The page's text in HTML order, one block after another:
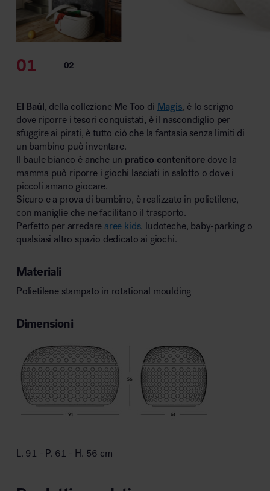
El Baúl , della collezione Me Too di Magis, è lo scrigno
dove riporre i tesori conquistati, è il nascondiglio per
sfuggire ai pirati, è tutto ciò che la fantasia senza limiti di
un bambino può inventare.
Il baule bianco è anche un pratico contenitoredove la
mamma può riporre i giochi lasciati in salotto o dove i
piccoli amano giocare.
Sicuro e a prova di bambino, è realizzato in polietilene,
con maniglie che ne facilitano il trasporto.
Perfetto per arredare aree kids, ludoteche, baby-parking o
qualsiasi altro spazio dedicato ai giochi.
Materiali
Polietilene stampato in rotational moulding
Dimensioni
L. 91 - P. 61 - H. 56 cm